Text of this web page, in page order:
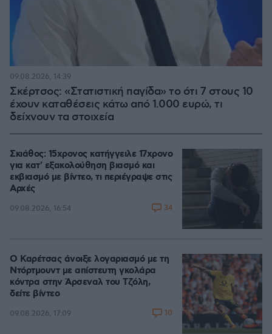
Σκέρτσος: «Στατιστική παγίδα» το ότι 7 στους 10
έχουν καταθέσεις κάτω από 1.000 ευρώ, τι
δείχνουν τα στοιχεία
09.08.2026, 14:39
Σκιάθος: 15χρονος κατήγγειλε 17χρονο
για κατ' εξακολούθηση βιασμό και
εκβιασμό με βίντεο, τι περιέγραψε στις
Αρχές
09.08.2026, 16:54 34
Ο Καρέτσας άνοιξε λογαριασμό με τη
Ντόρτμουντ με απίστευτη γκολάρα
κόντρα στην Άρσεναλ του Τζόλη,
δείτε βίντεο
09.08.2026, 17:09 10